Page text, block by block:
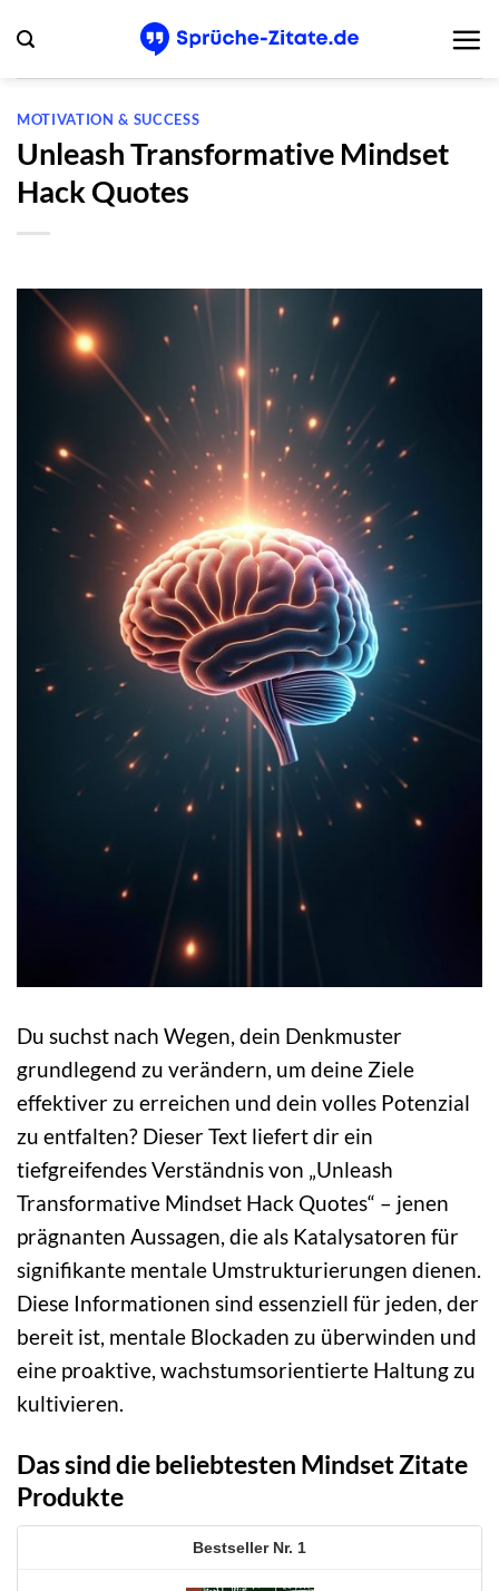
Inhalt
springen
MOTIVATION & SUCCESS
Unleash Transformative Mindset
Hack Quotes
Du suchst nach Wegen, dein Denkmuster
grundlegend zu verändern, um deine Ziele
effektiver zu erreichen und dein volles Potenzial
zu entfalten? Dieser Text liefert dir ein
tiefgreifendes Verständnis von „Unleash
Transformative Mindset Hack Quotes“ – jenen
prägnanten Aussagen, die als Katalysatoren für
signifikante mentale Umstrukturierungen dienen.
Diese Informationen sind essenziell für jeden, der
bereit ist, mentale Blockaden zu überwinden und
eine proaktive, wachstumsorientierte Haltung zu
kultivieren.
Das sind die beliebtesten Mindset Zitate
Produkte
1